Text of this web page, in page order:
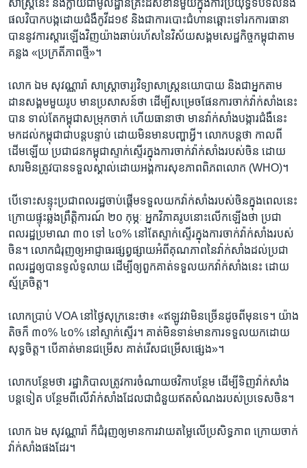
សាស្រ្ត​នេះ នឹង​ក្លាយ​ជា​មូលដ្ឋាន​គ្រឹះ​ដ៏​សំខាន់​មួយ​ក្នុង​ការ​ប្រយុទ្ធ​ទប់​ទល់​នឹង​
ផល​វិបាក​បង្ក​ដោយ​ជំងឺ​កូវីដ​១៩ ​និង​ជា​ការ​បោះ​ជំហាន​ឆ្ពោះ​ទៅ​រក​ការធានា​
បាន​នូវ​ការ​ស្តារ​ឡើងវិញ​យ៉ាង​ឆាប់រហ័ស​នៃ​វិស័យ​សង្គម​សេដ្ឋកិច្ច​កម្ពុជា​តាម​
គន្លង ​«ប្រក្រតីភាព​ថ្មី»។
លោក ឯម សុវណ្ណារ៉ា សាស្ត្រាចារ្យ​វិទ្យាសាស្ត្រន​យោបាយ និង​ជា​អ្នក​តាម​
ដាន​សង្គម​មួយ​រូប​ មាន​ប្រសាសន៍​ថា ​ដើម្បី​សម្រេច​ផែន​ការ​ចាក់​វ៉ាក់សាំង​នេះ​
បាន ទាល់​តែ​កម្ពុជា​សម្រុក​ចាក់ ហើយ​ធានា​ថា​ មានវ៉ាក់​សាំង​បង្ការ​ជំងឺ​នេះ​
មក​ដល់​កម្ពុជា​ជា​បន្ត​បន្ទាប់ ដោយ​មិន​មាន​បញ្ហា​អ្វី។ លោក​បន្ត​ថា ​កាល​ពី​
ដើម​ឡើយ ប្រជាជន​កម្ពុជា​ស្ទាក់​ស្ទើរ​ក្នុង​ការ​ចាក់​វ៉ាក់​សាំង​របស់​ចិន ដោយ​
សារ​មិន​ត្រូវ​បាន​ទទួល​ស្គាល់​ដោយ​អង្គការ​សុខភាព​ពិភព​លោក ​(WHO)។
បើ​ទោះ​សន្ទុះ​ប្រជាពលរដ្ឋ​ចាប់​ផ្តើមទទួល​យកវ៉ាក់​សាំងរបស់​ចិន​ក្នុង​ពេល​នេះ
ក្រោយ​ផ្ទុះ​ឆ្លង​ព្រឹត្តិការណ៍ ​២០ ​កុម្ភៈ អ្នក​វិភាគ​រូប​នោះ​លើក​ឡើង​ថា ប្រជា​
ពលរដ្ឋ​ប្រមាណ ​៣០ ​ទៅ ​៤០​% ​នៅ​តែ​ស្ទាក់​ស្ទើរ​ក្នុង​ការ​ចាក់​វ៉ាក់​សាំង​របស់​
ចិន។ លោក​ជំរុញ​ឲ្យ​អាជ្ញាធរ​ផ្សព្វផ្សាយ​អំពី​គុណភាព​នៃ​វ៉ាក់សាំង​ដល់​ប្រជា
ពលរដ្ឋ​ឲ្យ​បាន​ទូលំទូលាយ ដើម្បី​ឲ្យពួក​គាត់​ទទួល​យក​វ៉ាក់សាំង​នេះ ដោយ​
ស្ម័គ្រចិត្ត។
លោក​ប្រាប់ ​VOA ​នៅ​ថ្ងៃ​សុក្រ​នេះ​ថា​៖ «ឥឡូវ​វា​មិន​ច្រើន​ដូច​ពី​មុន​ទេ។ យ៉ាង​
តិច​ក៏​ ៣០%​ ៤០%​ នៅ​ស្ទាក់ស្ទើរ។ គាត់​មិន​ទាន់​មាន​ការ​ទទួល​យក​ដោយ​
សុទ្ធចិត្ត។ បើ​គាត់​មាន​ជម្រើស គាត់​រើស​ជម្រើសផ្សេង»។
លោក​បន្ថែម​ថា ​រដ្ឋាភិបាល​ត្រូវ​ការ​ចំណាយថវិកាបន្ថែម ដើម្បី​ទិញ​វ៉ាក់​សាំង​
បន្ត​ទៀត បន្ថែម​ពី​លើ​វ៉ាក់​សាំង​ដែល​ជា​ជំនួយ​ឥត​សំណងរបស់​ប្រទេសចិន។
លោក ឯម សុវណ្ណារ៉ា ក៏​ជំរុញ​ឲ្យ​មានការ​វាយ​តម្លៃ​លើប្រសិទ្ធភាព ក្រោយ​ចាក់​
វ៉ាក់សាំង​ផង​ដែរ។